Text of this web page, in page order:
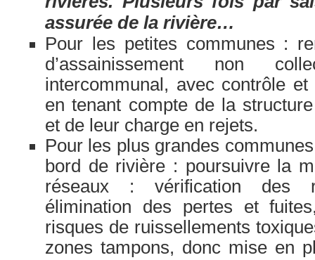
assurée de la rivière…
Pour les petites communes :
d’assainissement non
intercommunal, avec contrôle
en tenant compte de la
et de leur charge en rejets.
Pour les plus grandes
bord de rivière : poursuivre la
réseaux : vérification des
élimination des pertes et
risques de ruissellements
zones tampons, donc mise en